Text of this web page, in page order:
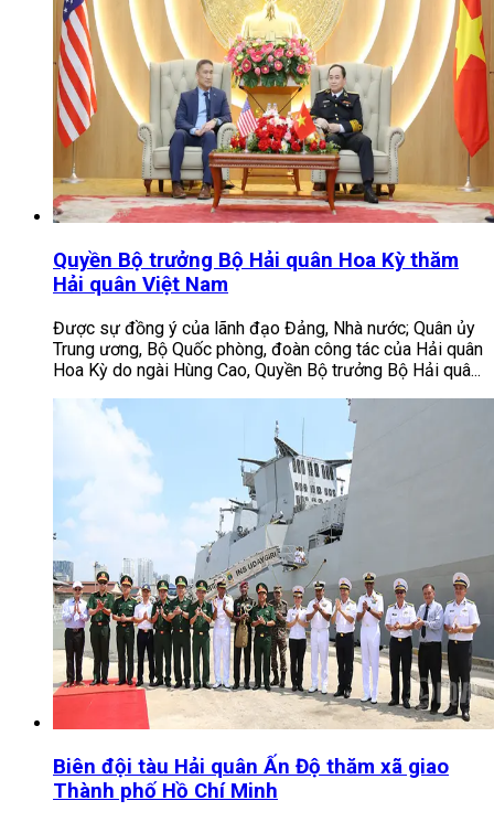
Quyền Bộ trưởng Bộ Hải quân Hoa Kỳ thăm
Hải quân Việt Nam
Được sự đồng ý của lãnh đạo Đảng, Nhà nước; Quân ủy
Trung ương, Bộ Quốc phòng, đoàn công tác của Hải quân
Hoa Kỳ do ngài Hùng Cao, Quyền Bộ trưởng Bộ Hải quâ...
Biên đội tàu Hải quân Ấn Độ thăm xã giao
Thành phố Hồ Chí Minh